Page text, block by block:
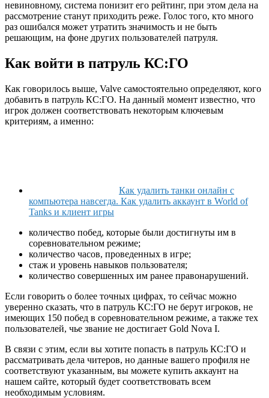
невиновному, система понизит его рейтинг, при этом дела на
рассмотрение станут приходить реже. Голос того, кто много
раз ошибался может утратить значимость и не быть
решающим, на фоне других пользователей патруля.
Как войти в патруль КС:ГО
Как говорилось выше, Valve самостоятельно определяют, кого
добавить в патруль КС:ГО. На данный момент известно, что
игрок должен соответствовать некоторым ключевым
критериям, а именно:
Как удалить танки онлайн с
компьютера навсегда. Как удалить аккаунт в World of
Tanks и клиент игры
количество побед, которые были достигнуты им в
соревновательном режиме;
количество часов, проведенных в игре;
стаж и уровень навыков пользователя;
количество совершенных им ранее правонарушений.
Если говорить о более точных цифрах, то сейчас можно
уверенно сказать, что в патруль КС:ГО не берут игроков, не
имеющих 150 побед в соревновательном режиме, а также тех
пользователей, чье звание не достигает Gold Nova I.
В связи с этим, если вы хотите попасть в патруль КС:ГО и
рассматривать дела читеров, но данные вашего профиля не
соответствуют указанным, вы можете купить аккаунт на
нашем сайте, который будет соответствовать всем
необходимым условиям.